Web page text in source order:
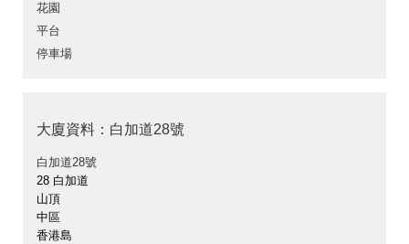
花園
平台
停車場
大廈資料：白加道28號
白加道28號
28 白加道
山頂
中區
香港島